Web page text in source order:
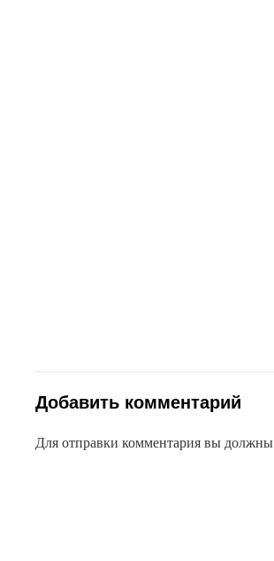
Добавить комментарий
Для отправки комментария вы должны